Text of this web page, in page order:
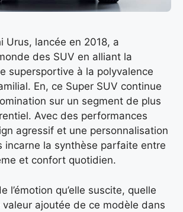
Urus, lancée en 2018, a
des SUV en alliant la
supersportive à la polyvalence
En, ce Super SUV continue
sur un segment de plus
Avec des performances
agressif et une personnalisation
incarne la synthèse parfaite entre
et confort quotidien.
l’émotion qu’elle suscite, quelle
ajoutée de ce modèle dans